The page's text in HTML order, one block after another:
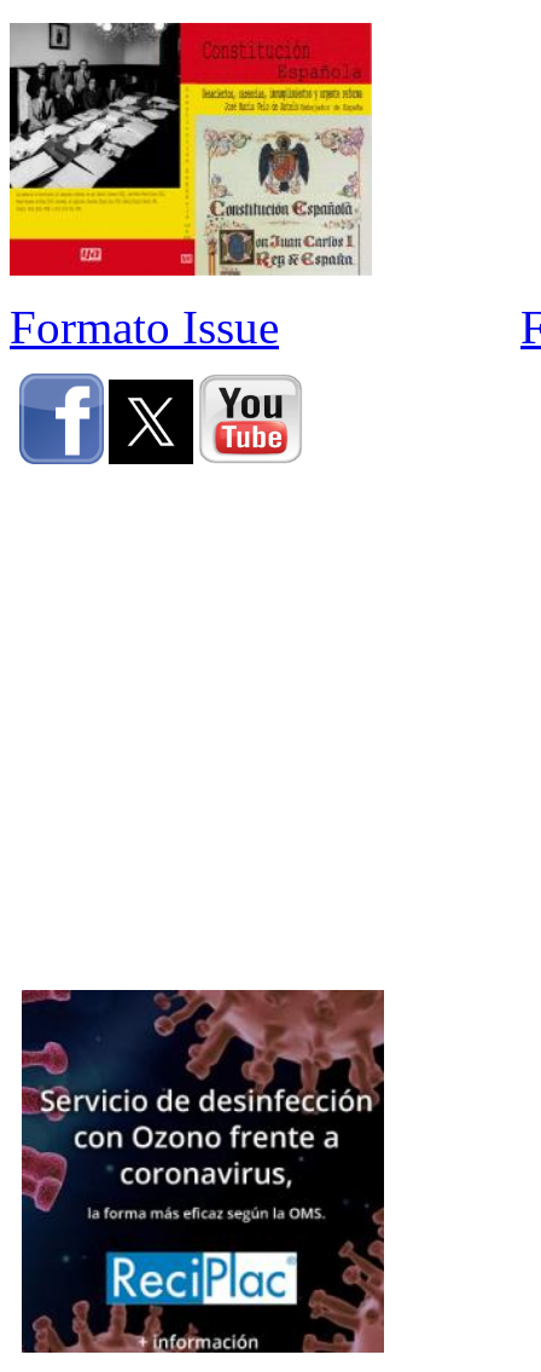
Formato Issue